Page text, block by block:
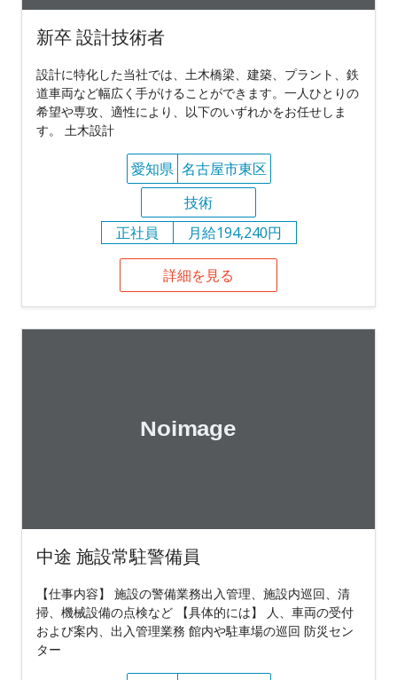
新卒 設計技術者
設計に特化した当社では、土木橋梁、建築、プラント、鉄
道車両など幅広く手がけることができます。一人ひとりの
希望や専攻、適性により、以下のいずれかをお任せしま
す。 土木設計
愛知県 名古屋市東区
技術
正社員
月給194,240円
詳細を見る
中途 施設常駐警備員
【仕事内容】 施設の警備業務出入管理、施設内巡回、清
掃、機械設備の点検など 【具体的には】 人、車両の受付
および案内、出入管理業務 館内や駐車場の巡回 防災セン
ター